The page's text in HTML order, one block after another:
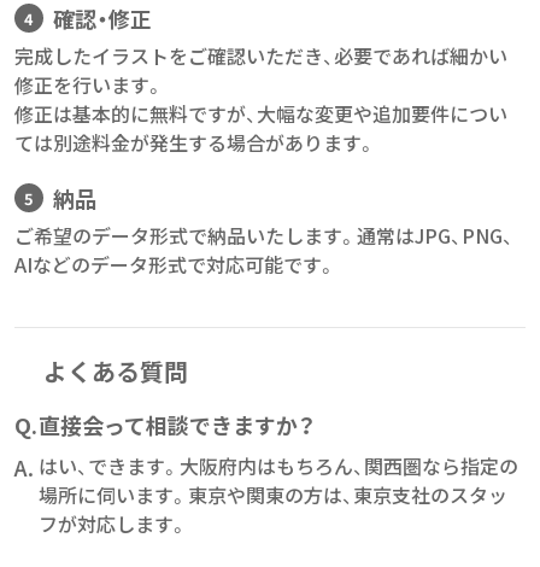
確認・修正
完成したイラストをご確認いただき、必要であれば細かい
修正を行います。
修正は基本的に無料ですが、大幅な変更や追加要件につい
ては別途料金が発生する場合があります。
納品
ご希望のデータ形式で納品いたします。通常はJPG、PNG、
AIなどのデータ形式で対応可能です。
よくある質問
Q.直接会って相談できますか？
A. はい、できます。大阪府内はもちろん、関西圏なら指定の
場所に伺います。東京や関東の方は、東京支社のスタッ
フが対応します。